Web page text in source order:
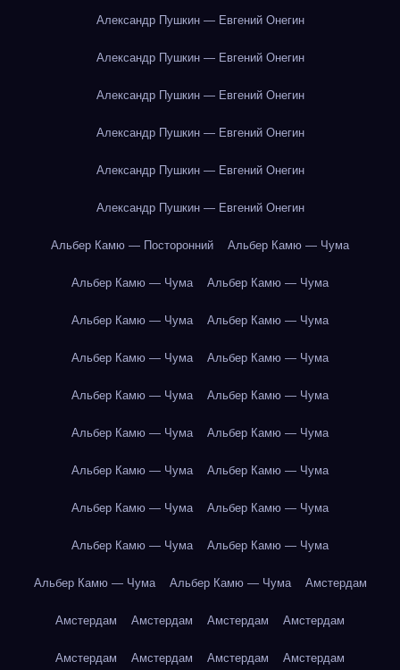
Александр Пушкин — Евгений Онегин
Александр Пушкин — Евгений Онегин
Александр Пушкин — Евгений Онегин
Александр Пушкин — Евгений Онегин
Александр Пушкин — Евгений Онегин
Александр Пушкин — Евгений Онегин
Альбер Камю — Посторонний Альбер Камю — Чума
Альбер Камю — Чума Альбер Камю — Чума
Альбер Камю — Чума Альбер Камю — Чума
Альбер Камю — Чума Альбер Камю — Чума
Альбер Камю — Чума Альбер Камю — Чума
Альбер Камю — Чума Альбер Камю — Чума
Альбер Камю — Чума Альбер Камю — Чума
Альбер Камю — Чума Альбер Камю — Чума
Альбер Камю — Чума Альбер Камю — Чума
Альбер Камю — Чума Альбер Камю — Чума Амстердам
Амстердам Амстердам Амстердам Амстердам
Амстердам Амстердам Амстердам Амстердам